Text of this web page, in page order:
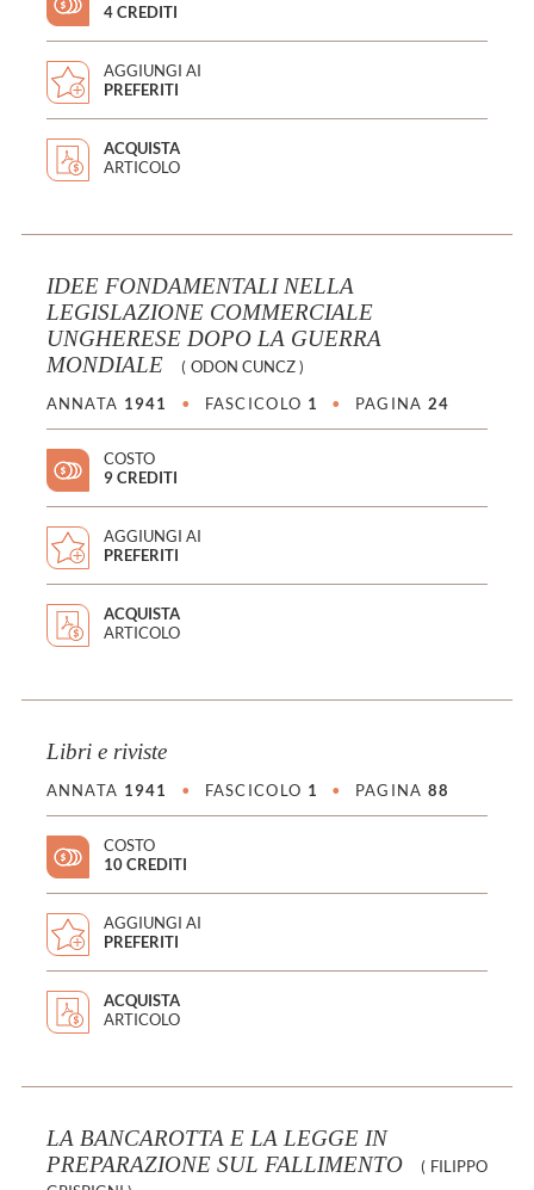
4 CREDITI
AGGIUNGI AI
PREFERITI
ACQUISTA
ARTICOLO
IDEE FONDAMENTALI NELLA
LEGISLAZIONE COMMERCIALE
UNGHERESE DOPO LA GUERRA
MONDIALE
( ODON CUNCZ )
ANNATA 1941 • FASCICOLO 1 • PAGINA 24
COSTO
9 CREDITI
AGGIUNGI AI
PREFERITI
ACQUISTA
ARTICOLO
Libri e riviste
ANNATA 1941 • FASCICOLO 1 • PAGINA 88
COSTO
10 CREDITI
AGGIUNGI AI
PREFERITI
ACQUISTA
ARTICOLO
LA BANCAROTTA E LA LEGGE IN
PREPARAZIONE SUL FALLIMENTO
( FILIPPO